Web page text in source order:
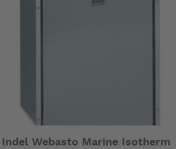
Indel Webasto Marine Isotherm